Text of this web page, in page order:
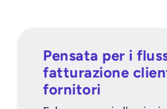
Pensata per i
fatturazione
fornitori